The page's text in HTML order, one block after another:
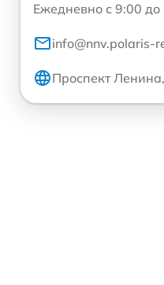
Ежедневно с 9:00 до
info@nnv.polaris-
Проспект